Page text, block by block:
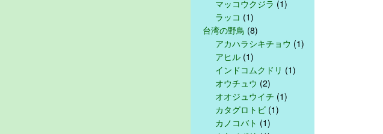
マッコウクジラ (1)
ラッコ (1)
台湾の野鳥 (8)
アカハラシキチョウ (1)
アヒル (1)
インドコムクドリ (1)
オウチュウ (2)
オオジュウイチ (1)
カタグロトビ (1)
カノコバト (1)